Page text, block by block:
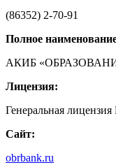
(86352) 2-70-91
Полное
АКИБ
Лицензия:
Генеральная
Сайт:
obrbank.ru